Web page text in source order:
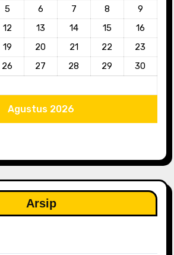
Agustus 2026
5 6 7 8
9
12 13 14 15
16
19 20 21 22
23
26 27 28 29
30
Arsip